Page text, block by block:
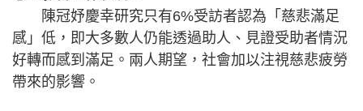
陳冠妤慶幸研究只有6%受訪者認為「慈悲滿足
感」低，即大多數人仍能透過助人、見證受助者情況
好轉而感到滿足。兩人期望，社會加以注視慈悲疲勞
帶來的影響。